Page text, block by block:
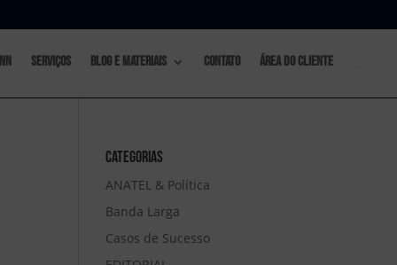
Serviços Blog e materiais Contato Área do Cliente
Categorias
ANATEL & Política
Banda Larga
Casos de Sucesso